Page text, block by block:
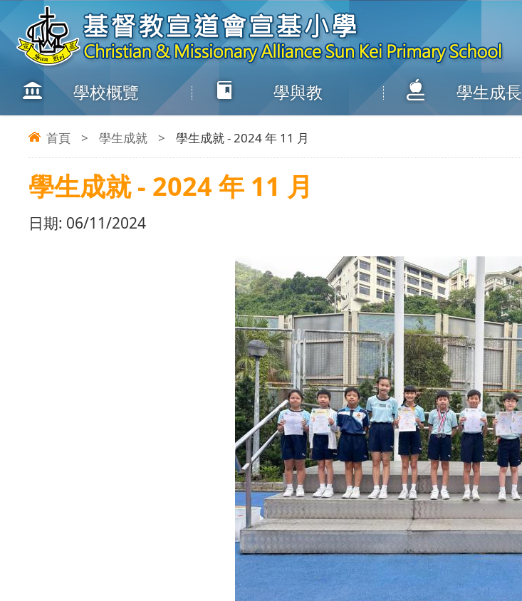
學校概覽 學與教 學生成長
首頁 > 學生成就 > 學生成就 - 2024 年 11 月
學生成就 - 2024 年 11 月
日期: 06/11/2024